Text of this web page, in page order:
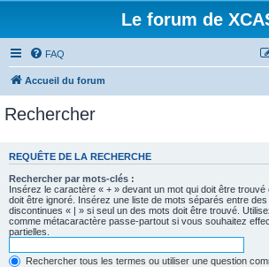
Le forum de
FAQ
Accueil du forum
Rechercher
REQUÊTE DE LA RECHERCHE
Rechercher par mots-clés :
Insérez le caractère « + » devant un mot qui doit être
doit être ignoré. Insérez une liste de mots séparés entre
discontinues « | » si seul un des mots doit être trouvé.
comme métacaractère passe-partout si vous souhaitez
partielles.
Rechercher tous les termes ou utiliser une question